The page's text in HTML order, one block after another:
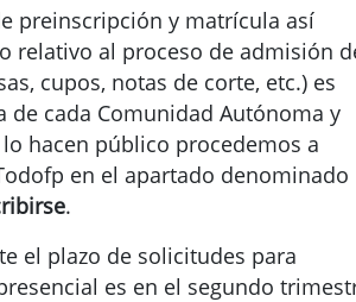
preinscripción y matrícula así
relativo al proceso de admisión
cupos, notas de corte, etc.) es
de cada Comunidad Autónoma y
hacen público procedemos a
en el apartado denominado
.
el plazo de solicitudes para
es en el segundo